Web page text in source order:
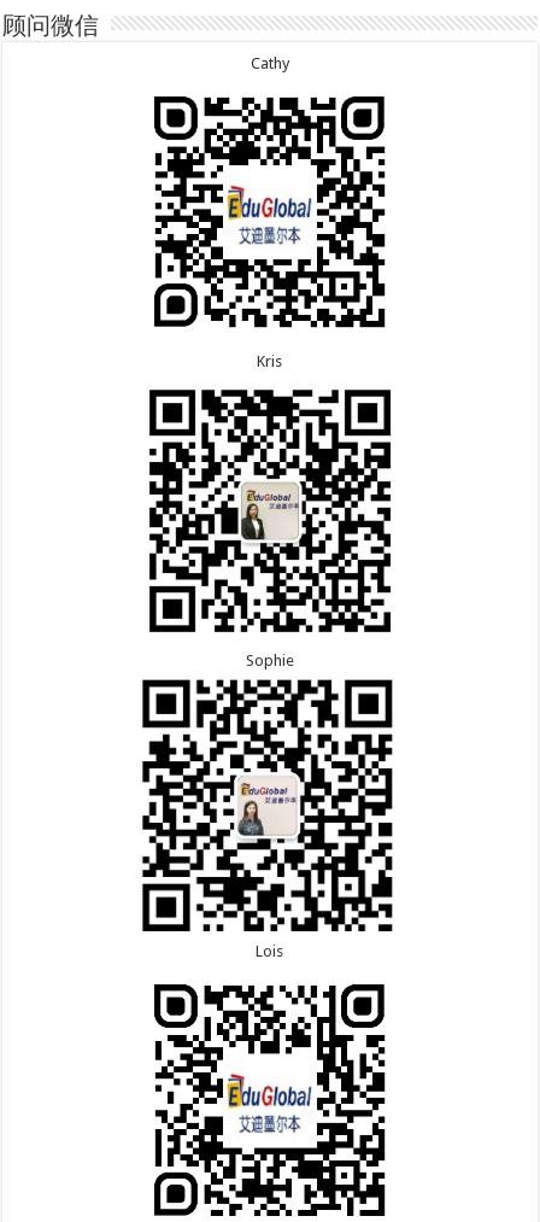
Business offer！
8.6恭喜江苏的谢先生600旅游签证顺利下签，三年多
8.5恭喜江苏的杨女士190技术移民签证顺利下签！
8.3恭喜黑龙江的刘女士864父母签证顺利下签！
8.3恭喜天津的陈同学和妈妈590+500学生签证顺利
签！
7.15恭喜江苏的曹同学500学生签证顺利下签！
7.13恭喜广东的邓同学500学生签证顺利下签！
7.9恭喜广东的喻同学500学生签证顺利下签！
7.8恭喜黑龙江的刘女士600旅游签证顺利下签，三年
7.7恭喜北京的王先生和孩子600旅游签证顺利下签，
顾问微信
Cathy
Kris
Sophie
Lois